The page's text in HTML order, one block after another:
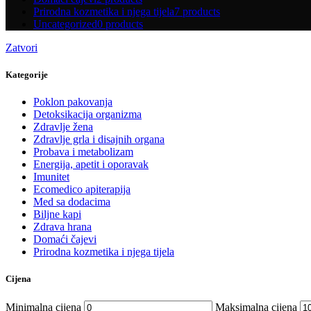
Prirodna kozmetika i njega tijela7 products
Uncategorized0 products
Zatvori
Kategorije
Poklon pakovanja
Detoksikacija organizma
Zdravlje žena
Zdravlje grla i disajnih organa
Probava i metabolizam
Energija, apetit i oporavak
Imunitet
Ecomedico apiterapija
Med sa dodacima
Biljne kapi
Zdrava hrana
Domaći čajevi
Prirodna kozmetika i njega tijela
Cijena
Minimalna cijena Maksimalna cijena